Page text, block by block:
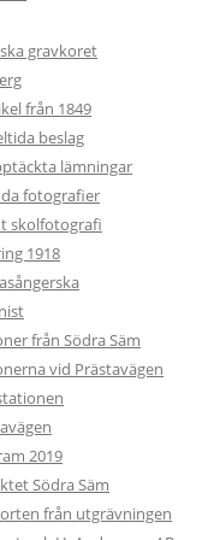
gravkoret
från 1849
beslag
lämningar
fotografier
skolfotografi
1918
från Södra Säm
vid Prästavägen
2019
Södra Säm
från utgrävningen